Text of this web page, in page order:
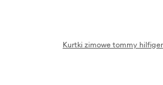
Kurtki zimowe tommy hilfiger